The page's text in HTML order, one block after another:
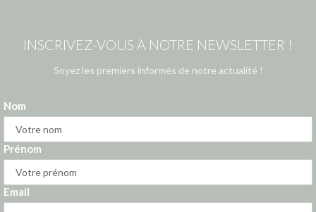
INSCRIVEZ-VOUS À NOTRE NEWSLETTER !
Soyez les premiers informés de notre actualité !
Nom
Prénom
Email